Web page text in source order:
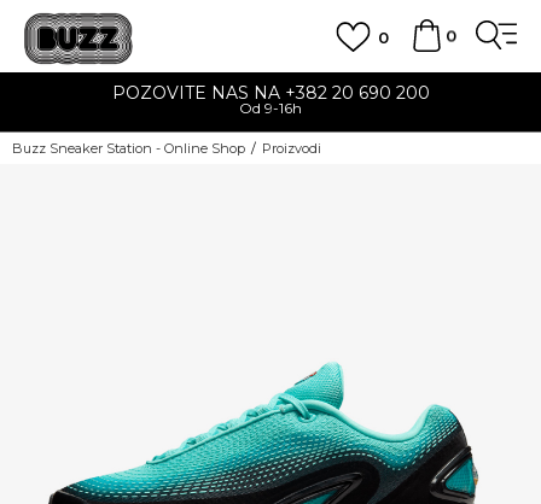
0
0
POZOVITE NAS NA +382 20 690 200
Od 9-16h
Buzz Sneaker Station - Online Shop Proizvodi